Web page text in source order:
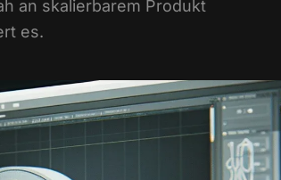
an skalierbarem Produkt
es.